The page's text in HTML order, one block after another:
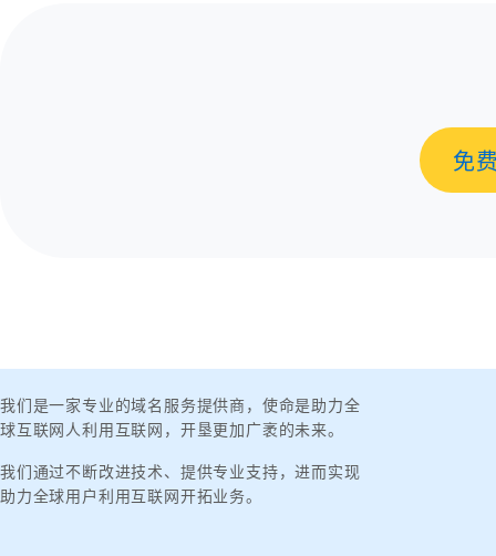
免
我们是一家专业的域名服务提供商，使命是助力全
球互联网人利用互联网，开垦更加广袤的未来。
我们通过不断改进技术、提供专业支持，进而实现
助力全球用户利用互联网开拓业务。